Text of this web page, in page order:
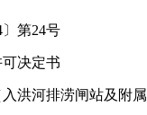
第24号
决定书
洪河排涝闸站及附